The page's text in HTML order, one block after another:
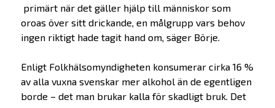
primärt när det gäller hjälp till människor som
oroas över sitt drickande, en målgrupp vars behov
ingen riktigt hade tagit hand om, säger Börje.
Enligt Folkhälsomyndigheten konsumerar cirka 16 %
av alla vuxna svenskar mer alkohol än de egentligen
borde – det man brukar kalla för skadligt bruk. Det